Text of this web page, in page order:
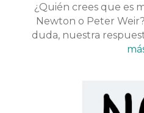
¿Quién crees que es
Newton o Peter
duda, nuestra